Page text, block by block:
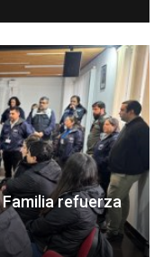
Familia refuerza